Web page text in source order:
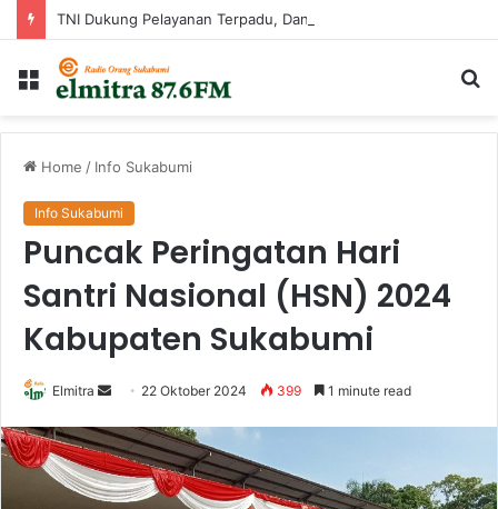
Menu
Home / Info Sukabumi
Info Sukabumi
Puncak Peringatan Hari
Santri Nasional (HSN) 2024
Kabupaten Sukabumi
Elmitra
Send
email
22 Oktober 2024 399 1 minute read